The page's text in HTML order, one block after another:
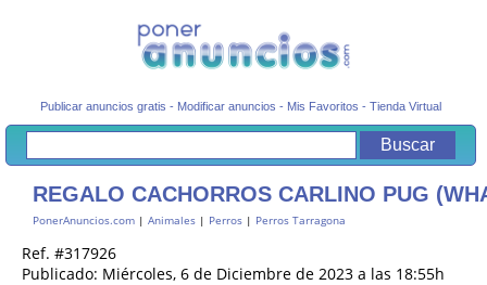
Publicar anuncios gratis - Modificar anuncios - Mis Favoritos -Tienda Virtual
REGALO CACHORROS CARLINO PUG
PonerAnuncios.com | Animales | Perros | Perros Tarragona
Ref. #317926
Publicado: Miércoles, 6 de Diciembre de 2023 a las 18:55h